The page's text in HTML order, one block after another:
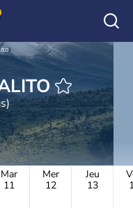
Mar
11
Mer
12
Jeu
13